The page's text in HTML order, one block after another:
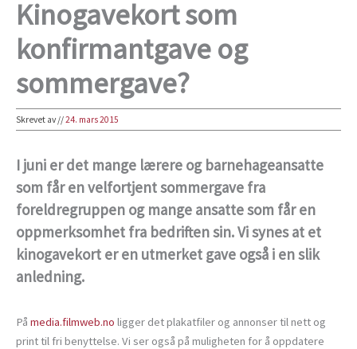
Kinogavekort som
konfirmantgave og
sommergave?
Skrevet av//24. mars 2015
I juni er det mange lærere og barnehageansatte
som får en velfortjent sommergave fra
foreldregruppen og mange ansatte som får en
oppmerksomhet fra bedriften sin. Vi synes at et
kinogavekort er en utmerket gave også i en slik
anledning.
På media.filmweb.no ligger det plakatfiler og annonser til nett og
print til fri benyttelse. Vi ser også på muligheten for å oppdatere